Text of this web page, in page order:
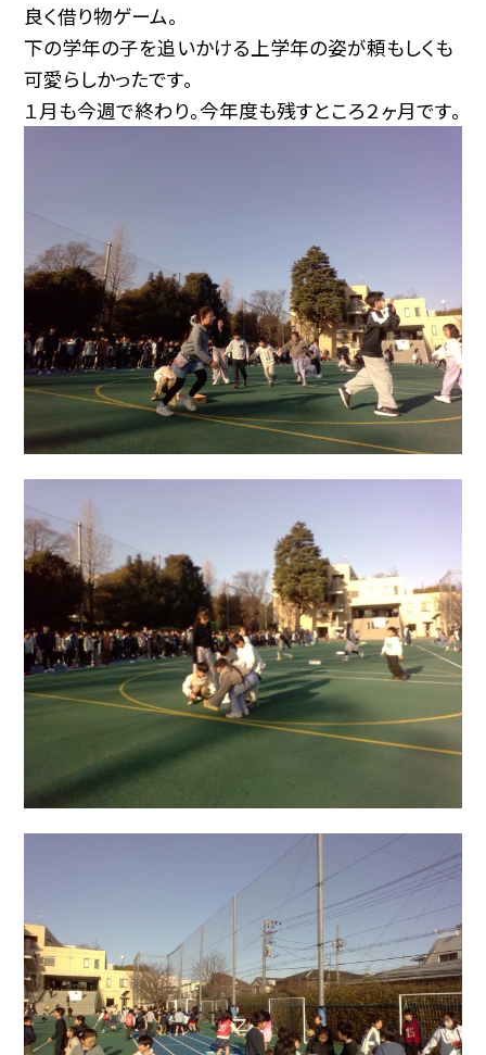
良く借り物ゲーム。
下の学年の子を追いかける上学年の姿が頼もしくも
可愛らしかったです。
１月も今週で終わり。今年度も残すところ２ヶ月です。